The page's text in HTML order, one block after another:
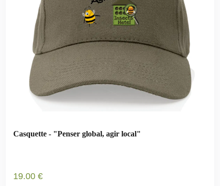
Casquette - "Penser global, agir local"
19.00 €